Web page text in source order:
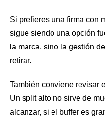
Si prefieres una firma con
sigue siendo una opción
la marca, sino la gestión
retirar.
También conviene revisar el
Un split alto no sirve de
alcanzar, si el buffer es